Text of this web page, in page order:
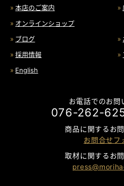
本店のご案内
オンラインショップ
ブログ
採用情報
English
お電話でのお問
076-262-
商品に関するお
お問合せフ
取材に関するお